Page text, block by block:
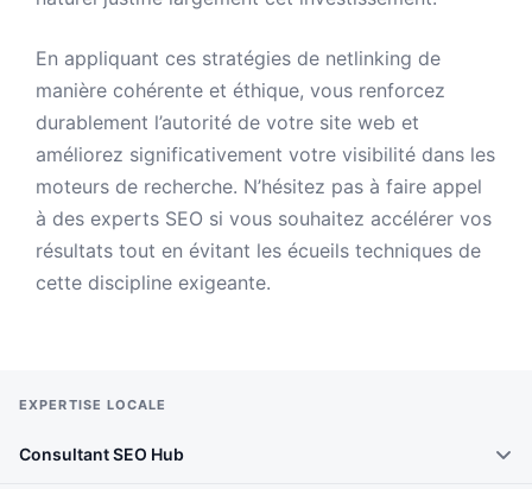
En appliquant ces stratégies de netlinking de
manière cohérente et éthique, vous renforcez
durablement l’autorité de votre site web et
améliorez significativement votre visibilité dans les
moteurs de recherche. N’hésitez pas à faire appel
à des experts SEO si vous souhaitez accélérer vos
résultats tout en évitant les écueils techniques de
cette discipline exigeante.
EXPERTISE LOCALE
Consultant SEO Hub